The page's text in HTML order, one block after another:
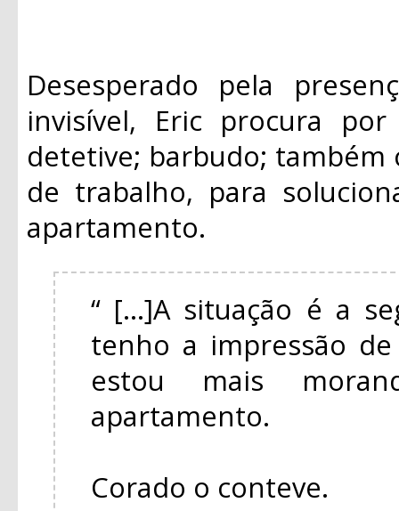
Desesperado pela
invisível, Eric procura
detetive; barbudo;
de trabalho, para
apartamento.
“ [...]A situação é a
tenho a impressão
estou mais
apartamento.
Corado o conteve.